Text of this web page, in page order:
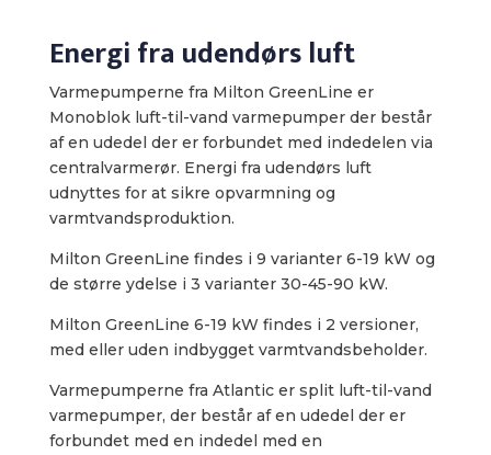
Energi fra udendørs luft
Varmepumperne fra Milton GreenLine er
Monoblok luft-til-vand varmepumper der består
af en udedel der er forbundet med indedelen via
centralvarmerør. Energi fra udendørs luft
udnyttes for at sikre opvarmning og
varmtvandsproduktion.
Milton GreenLine findes i 9 varianter 6-19 kW og
de større ydelse i 3 varianter 30-45-90 kW.
Milton GreenLine 6-19 kW findes i 2 versioner,
med eller uden indbygget varmtvandsbeholder.
Varmepumperne fra Atlantic er split luft-til-vand
varmepumper, der består af en udedel der er
forbundet med en indedel med en